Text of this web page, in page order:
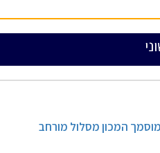
המכון מסלול מורחב